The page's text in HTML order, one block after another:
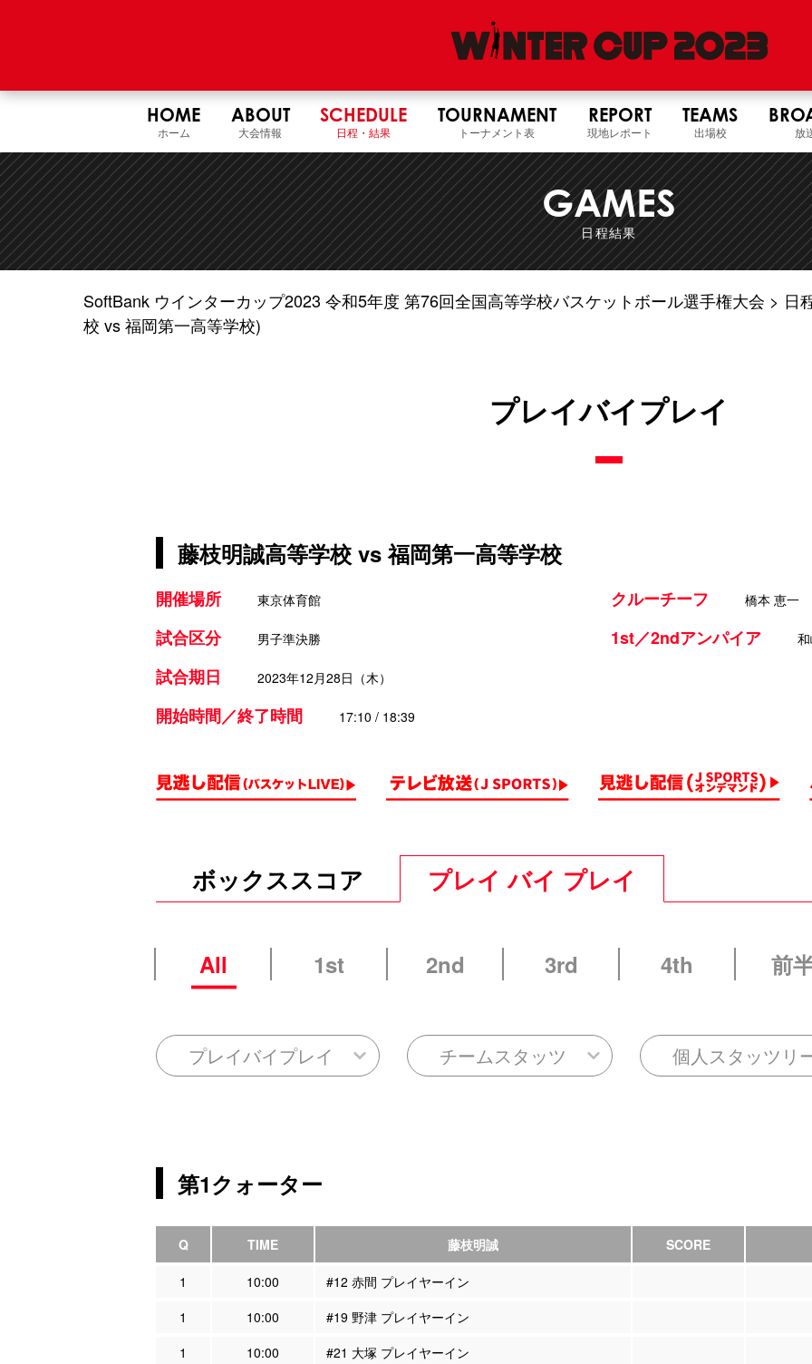
HOME
ホーム
ABOUT
大会情報
SCHEDULE
日程・結果
TOURNAMENT
トーナメント表
REPORT
現地レポート
TEAMS
出場校 放
GAMES
日程結果
SoftBank ウインターカップ2023 令和5年度 第76回全国高等学校バスケットボール選手権大会 日
校 vs 福岡第一高等学校)
プレイバイプレイ
藤枝明誠高等学校 vs 福岡第一高等学校
開催場所 東京体育館
試合区分 男子準決勝
試合期日 2023年12月28日（木）
開始時間／終了時間 17:10 / 18:39
クルーチーフ 橋本 恵一
1st／2ndアンパイア
ボックススコア プレイ バイ プレイ
All 1st 2nd 3rd 4th 前
プレイバイプレイ チームスタッツ 個人スタッツリ
第1クォーター
Q TIME 藤枝明誠 SCORE
1 10:00
#12 赤間 プレイヤーイン
1
10:00
#19 野津 プレイヤーイン
1
10:00
#21 大塚 プレイヤーイン